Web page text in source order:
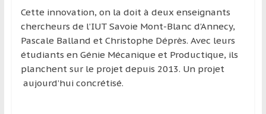
Cette innovation, on la doit à deux enseignants
chercheurs de l’IUT Savoie Mont-Blanc d’Annecy,
Pascale Balland et Christophe Déprès. Avec leurs
étudiants en Génie Mécanique et Productique, ils
planchent sur le projet depuis 2013. Un projet
aujourd’hui concrétisé.